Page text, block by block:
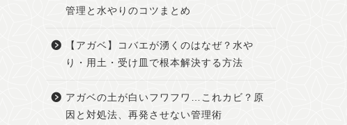
管理と水やりのコツまとめ
【アガベ】コバエが湧くのはなぜ？水や
り・用土・受け皿で根本解決する方法
アガベの土が白いフワフワ…これカビ？原
因と対処法、再発させない管理術